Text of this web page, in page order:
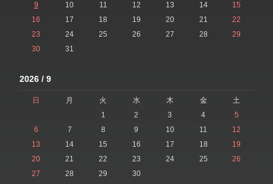
9
10 11 12 13 14
15
16
17 18 19 20 21
22
23
24 25 26 27 28
29
30
31
2026 / 9
日 月 火 水 木 金
土
1
2 3 4
5
6
7 8 9 10 11
12
13
14 15 16 17 18
19
20
21 22 23 24 25
26
27
28 29 30